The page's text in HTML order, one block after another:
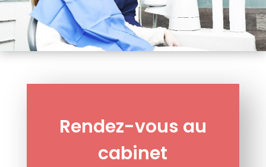
Rendez-vous au
cabinet